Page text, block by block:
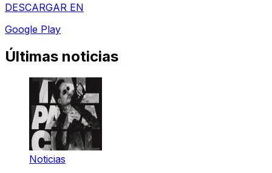
DESCARGAR EN
Google Play
Últimas noticias
Noticias